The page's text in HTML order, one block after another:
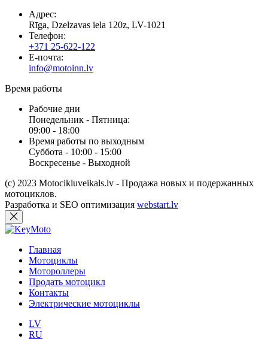
Адрес:
Rīga, Dzelzavas iela 120z, LV-1021
Телефон:
+371 25-622-122
E-почта:
info@motoinn.lv
Время работы
Рабочие дни
Понедельник - Пятница:
09:00 - 18:00
Время работы по выходным
Суббота - 10:00 - 15:00
Воскресенье - Выходной
(c) 2023 Motocikluveikals.lv - Продажа новых и подержанных
мотоциклов.
Разработка и SEO оптимизация webstart.lv
Главная
Мотоциклы
Мотороллеры
Продать мотоцикл
Контакты
Электрические мотоциклы
LV
RU